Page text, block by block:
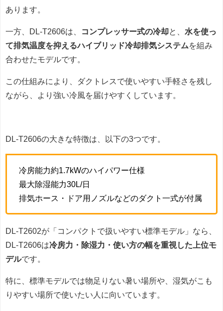
あります。
一方、DL-T2606は、 コンプレッサー式の冷却 と、 水を使っ
て排気温度を抑えるハイブリッド冷却排気システムを組み
合わせたモデルです。
この仕組みにより、ダクトレスで使いやすい手軽さを残し
ながら、より強い冷風を届けやすくしています。
DL-T2606の大きな特徴は、以下の3つです。
冷房能力約1.7kWのハイパワー仕様
最大除湿能力30L/日
排気ホース・ドア用ノズルなどのダクト一式が付属
DL-T2602が「コンパクトで扱いやすい標準モデル」なら、
DL-T2606は冷房力・除湿力・使い方の幅を重視した上位モ
デルです。
特に、標準モデルでは物足りない暑い場所や、湿気がこも
りやすい場所で使いたい人に向いています。